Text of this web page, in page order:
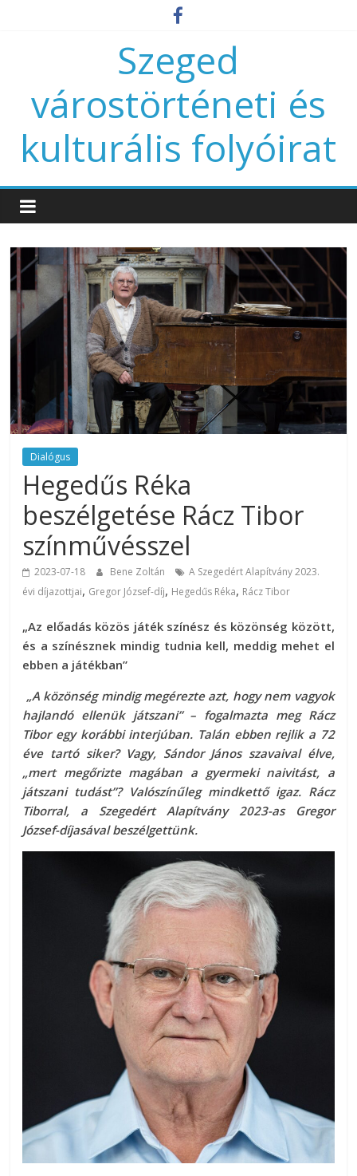
Szeged
várostörténeti és
kulturális folyóirat
Dialógus
Hegedűs Réka
beszélgetése Rácz Tibor
színművésszel
2023-07-18 Bene Zoltán
A Szegedért Alapítvány 2023.
évi díjazottjai, Gregor József-díj, Hegedűs Réka, Rácz Tibor
„Az előadás közös játék színész és közönség között,
és a színésznek mindig tudnia kell, meddig mehet el
ebben a játékban”
„A közönség mindig megérezte azt, hogy nem vagyok
hajlandó ellenük játszani” – fogalmazta meg Rácz
Tibor egy korábbi interjúban. Talán ebben rejlik a 72
éve tartó siker? Vagy, Sándor János szavaival élve,
„mert megőrizte magában a gyermeki naivitást, a
játszani tudást”? Valószínűleg mindkettő igaz. Rácz
Tiborral, a Szegedért Alapítvány 2023-as Gregor
József-díjasával beszélgettünk.